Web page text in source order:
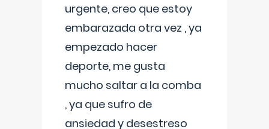
urgente, creo que estoy
embarazada otra vez , ya
empezado hacer
deporte, me gusta
mucho saltar a la comba
, ya que sufro de
ansiedad y desestreso